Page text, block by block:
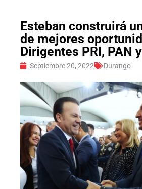
Esteban construirá
de mejores
Dirigentes PRI, PAN
Septiembre 20, 2022 Durango